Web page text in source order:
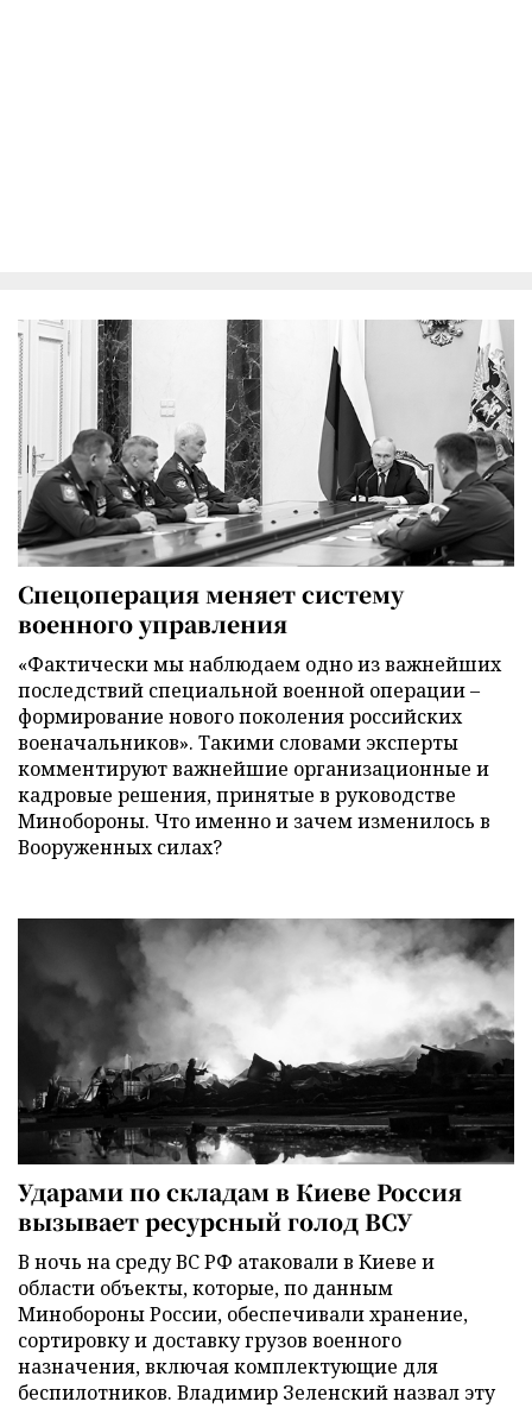
Спецоперация меняет систему
военного управления
«Фактически мы наблюдаем одно из важнейших
последствий специальной военной операции –
формирование нового поколения российских
военачальников». Такими словами эксперты
комментируют важнейшие организационные и
кадровые решения, принятые в руководстве
Минобороны. Что именно и зачем изменилось в
Вооруженных силах?
Ударами по складам в Киеве Россия
вызывает ресурсный голод ВСУ
В ночь на среду ВС РФ атаковали в Киеве и
области объекты, которые, по данным
Минобороны России, обеспечивали хранение,
сортировку и доставку грузов военного
назначения, включая комплектующие для
беспилотников. Владимир Зеленский назвал эту